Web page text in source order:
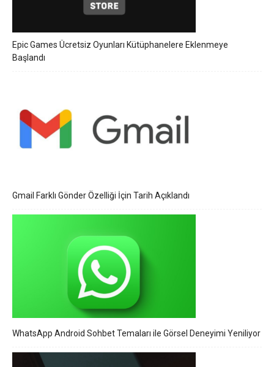
Epic Games Ücretsiz Oyunları Kütüphanelere Eklenmeye
Başlandı
Gmail Farklı Gönder Özelliği İçin Tarih Açıklandı
WhatsApp Android Sohbet Temaları ile Görsel Deneyimi Yeniliyor